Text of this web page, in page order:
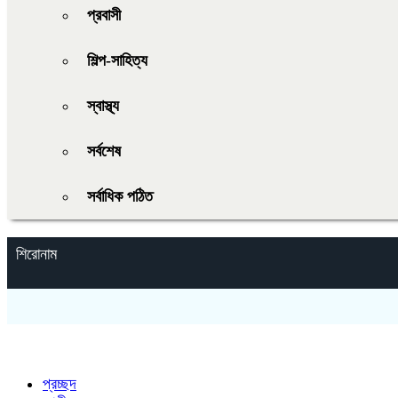
প্রবাসী
শিল্প-সাহিত্য
স্বাস্থ্য
সর্বশেষ
সর্বাধিক পঠিত
শিরোনাম
প্রচ্ছদ